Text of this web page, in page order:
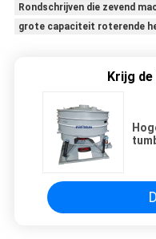
Rondschrijven die zevend
grote capaciteit roterende
Krijg